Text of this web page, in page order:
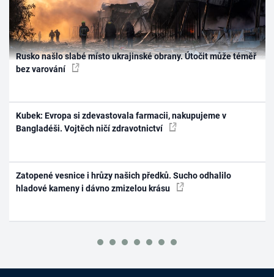
Rusko našlo slabé místo ukrajinské obrany. Útočit může téměř
bez varování
Kubek: Evropa si zdevastovala farmacii, nakupujeme v
Bangladéši. Vojtěch ničí zdravotnictví
Zatopené vesnice i hrůzy našich předků. Sucho odhalilo
hladové kameny i dávno zmizelou krásu